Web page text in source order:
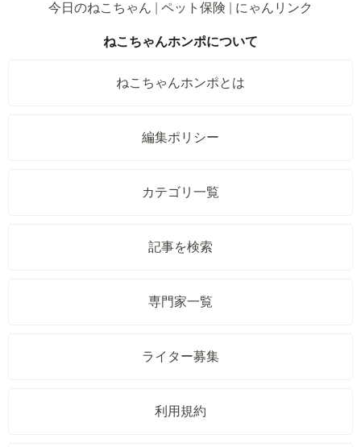
今日のねこちゃん
ペット保険 にゃんリンク
ねこちゃんホンポについて
ねこちゃんホンポとは
編集ポリシー
カテゴリ一覧
記事を検索
専門家一覧
ライター募集
利用規約